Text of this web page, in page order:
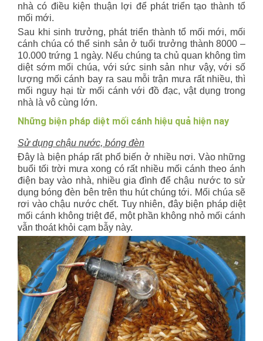
nhà có điều kiện thuận lợi để phát triển tạo thành tổ
mối mới.
Sau khi sinh trưởng, phát triển thành tổ mối mới, mối
cánh chúa có thể sinh sản ở tuổi trưởng thành 8000 –
10.000 trứng 1 ngày. Nếu chúng ta chủ quan không tìm
diệt sớm mối chúa, với sức sinh sản như vậy, với số
lượng mối cánh bay ra sau mỗi trận mưa rất nhiều, thì
mối nguy hại từ mối cánh với đồ đạc, vật dụng trong
nhà là vô cùng lớn.
Những biện pháp diệt mối cánh hiệu quả hiện nay
Sử dụng chậu nước, bóng đèn
Đây là biện pháp rất phổ biến ở nhiều nơi. Vào những
buổi tối trời mưa xong có rất nhiều mối cánh theo ánh
điện bay vào nhà, nhiều gia đình để chậu nước to sử
dụng bóng đèn bên trên thu hút chúng tới. Mối chúa sẽ
rơi vào chậu nước chết. Tuy nhiên, đây biện pháp diệt
mối cánh không triệt để, một phần không nhỏ mối cánh
vẫn thoát khỏi cạm bẫy này.